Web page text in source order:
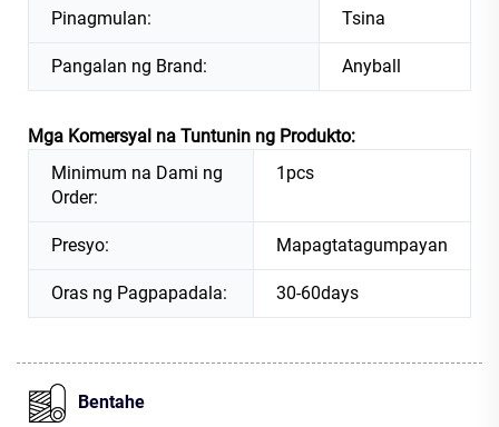
Pinagmulan:
Tsina
Pangalan ng Brand: Anyball
Mga Komersyal na Tuntunin ng Produkto:
Minimum na Dami ng
Order:
1pcs
Presyo: Mapagtatagumpayan
Oras ng Pagpapadala: 30-60days
Bentahe